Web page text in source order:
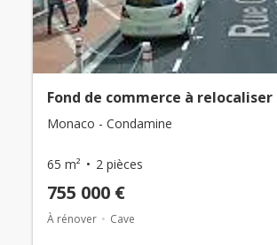
Fond de commerce à relocaliser
Monaco - Condamine
65 m² 2 pièces
755 000 €
À rénover Cave